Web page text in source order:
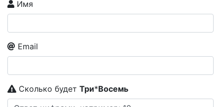
Имя
Email
Сколько будет Tpи*Boceмь